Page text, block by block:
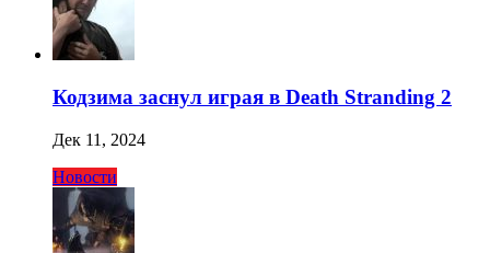
Кодзима заснул играя в Death Stranding 2
Дек 11, 2024
Новости